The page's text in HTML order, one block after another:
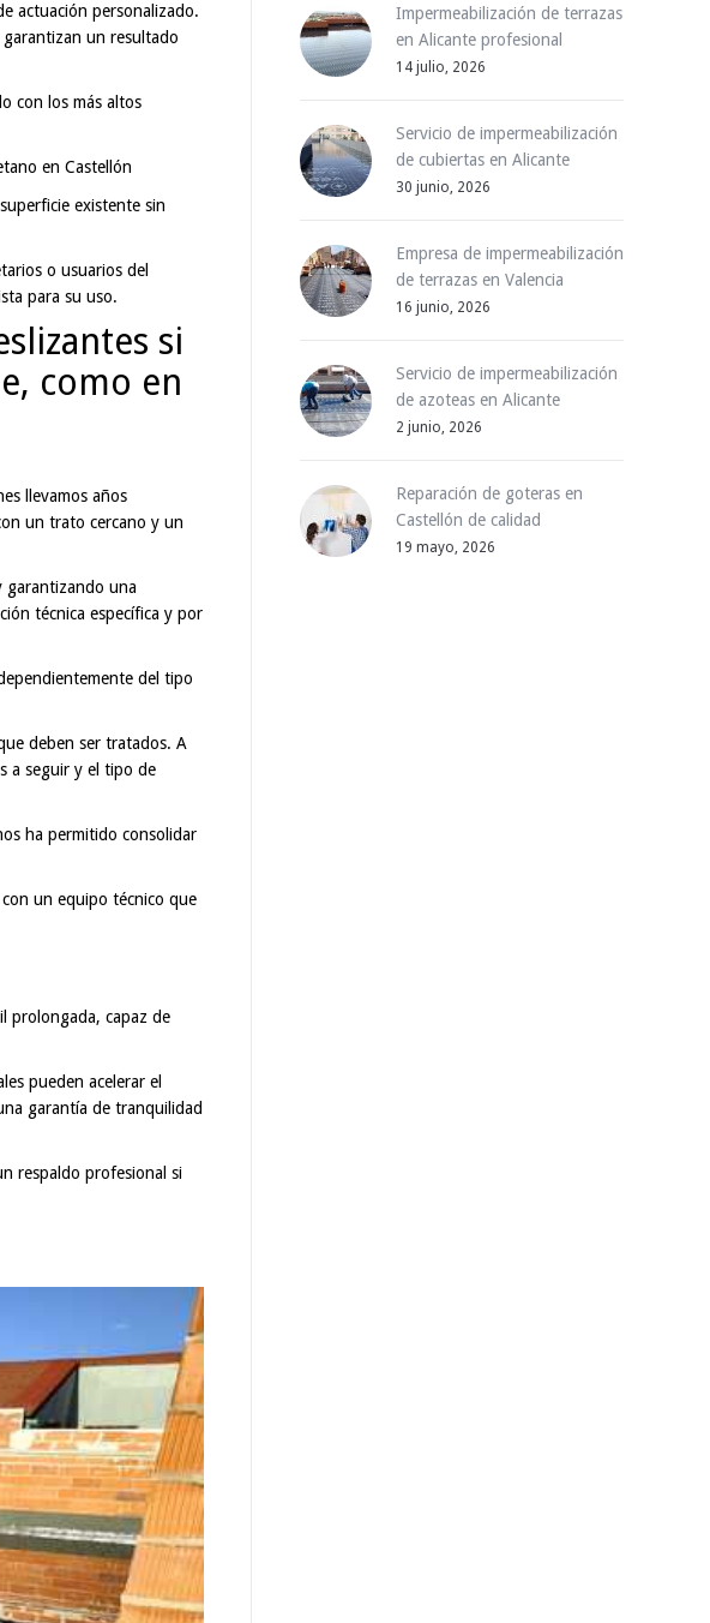
actuación personalizado.
un resultado
con los más altos
en Castellón
existente sin
o usuarios del
para su uso.
si
como en
llevamos años
un trato cercano y un
garantizando una
técnica específica y por
del tipo
deben ser tratados. A
a seguir y el tipo de
ha permitido consolidar
un equipo técnico que
prolongada, capaz de
pueden acelerar el
garantía de tranquilidad
respaldo profesional si
Impermeabilización de terrazas
en Alicante profesional
14 julio, 2026
Servicio de impermeabilización
de cubiertas en Alicante
30 junio, 2026
Empresa de impermeabilización
de terrazas en Valencia
16 junio, 2026
Servicio de impermeabilización
de azoteas en Alicante
2 junio, 2026
Reparación de goteras en
Castellón de calidad
19 mayo, 2026